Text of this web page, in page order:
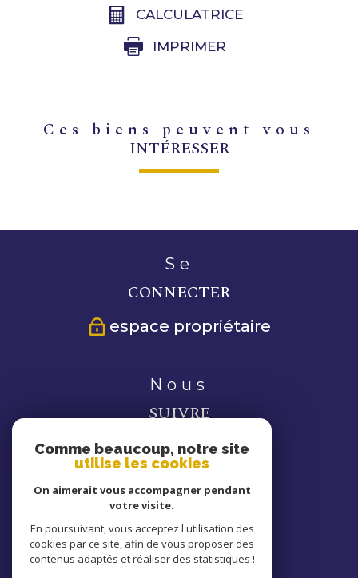
CALCULATRICE
IMPRIMER
ces biens peuvent vous
INTÉRESSER
se
CONNECTER
espace propriétaire
nous
SUIVRE
nous
ADHÉRONS
Comme beaucoup, notre site
utilise les cookies
On aimerait vous accompagner pendant
votre visite.
En poursuivant, vous acceptez l'utilisation des
cookies par ce site, afin de vous proposer des
contenus adaptés et réaliser des statistiques !